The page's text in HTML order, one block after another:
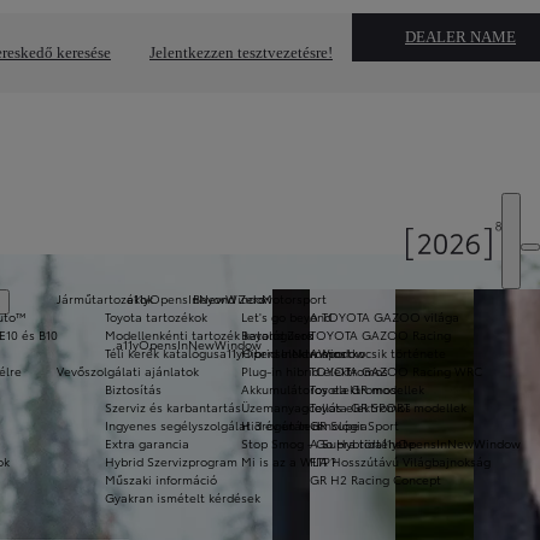
keresése Jelentkezzen tesztvezetésre!
DEALER NAME
a11yOpensInNewWindow
Járműtartozékok
Toyota tartozékok
Modellenkénti tartozék katalógusok
Téli kerék katalógusa11yOpensInNewWindow
Vevőszolgálati ajánlatok
Biztosítás
Szerviz és karbantartás
Ingyenes segélyszolgálat 3 év után is
Extra garancia
Hybrid Szervizprogram
Műszaki információ
Gyakran ismételt kérdések
Beyond Zero
Let's go beyond
Beyond Zero
Hibrid elektromos
Plug-in hibrid elektromos
Akkumulátoros elektromos
Üzemanyagcellás elektromos
Hidrogén technológia
Stop Smog - Go Hybrida11yOpensInNewWindow
Mi is az a WLTP?
és B10
a11yOpensInNewWindow
Motorsport
A TOYOTA GAZOO világa
TOYOTA GAZOO Racing
A sportkocsik története
TOYOTA GAZOO Racing WRC
Toyota GR modellek
Toyota GR SPORT modellek
GR Super Sport
A Supra története
FIA Hosszútávú Világbajnokság
GR H2 Racing Concept